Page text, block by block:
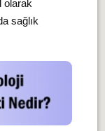
olarak
sağlık